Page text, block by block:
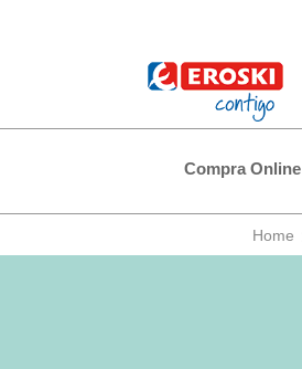
Compra Online
Home